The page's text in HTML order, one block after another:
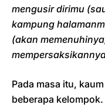
mengusir dirimu
kampung
(akan
Pada masa itu,
beberapa